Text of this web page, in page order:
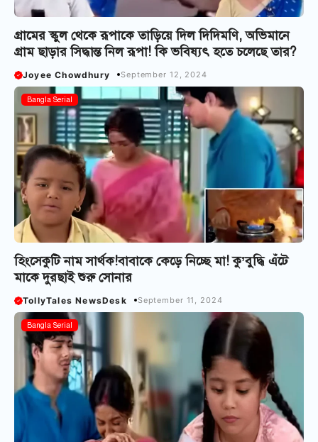
গ্রামের স্কুল থেকে রূপাকে তাড়িয়ে দিল দিদিমণি, অভিমানে
গ্রাম ছাড়ার সিদ্ধান্ত নিল রূপা! কি ভবিষ্যৎ হতে চলেছে তার?
Joyee Chowdhury September 12, 2024
Bangla Serial
হিংসেকুটি নাম সার্থক!বাবাকে কেড়ে নিচ্ছে মা! কু’বুদ্ধি এঁটে
মাকে দুরছাই শুরু সোনার
TollyTales NewsDesk September 11, 2024
Bangla Serial